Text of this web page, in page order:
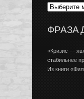
ФРАЗА
«Кризис —
стабильнее
Из книги